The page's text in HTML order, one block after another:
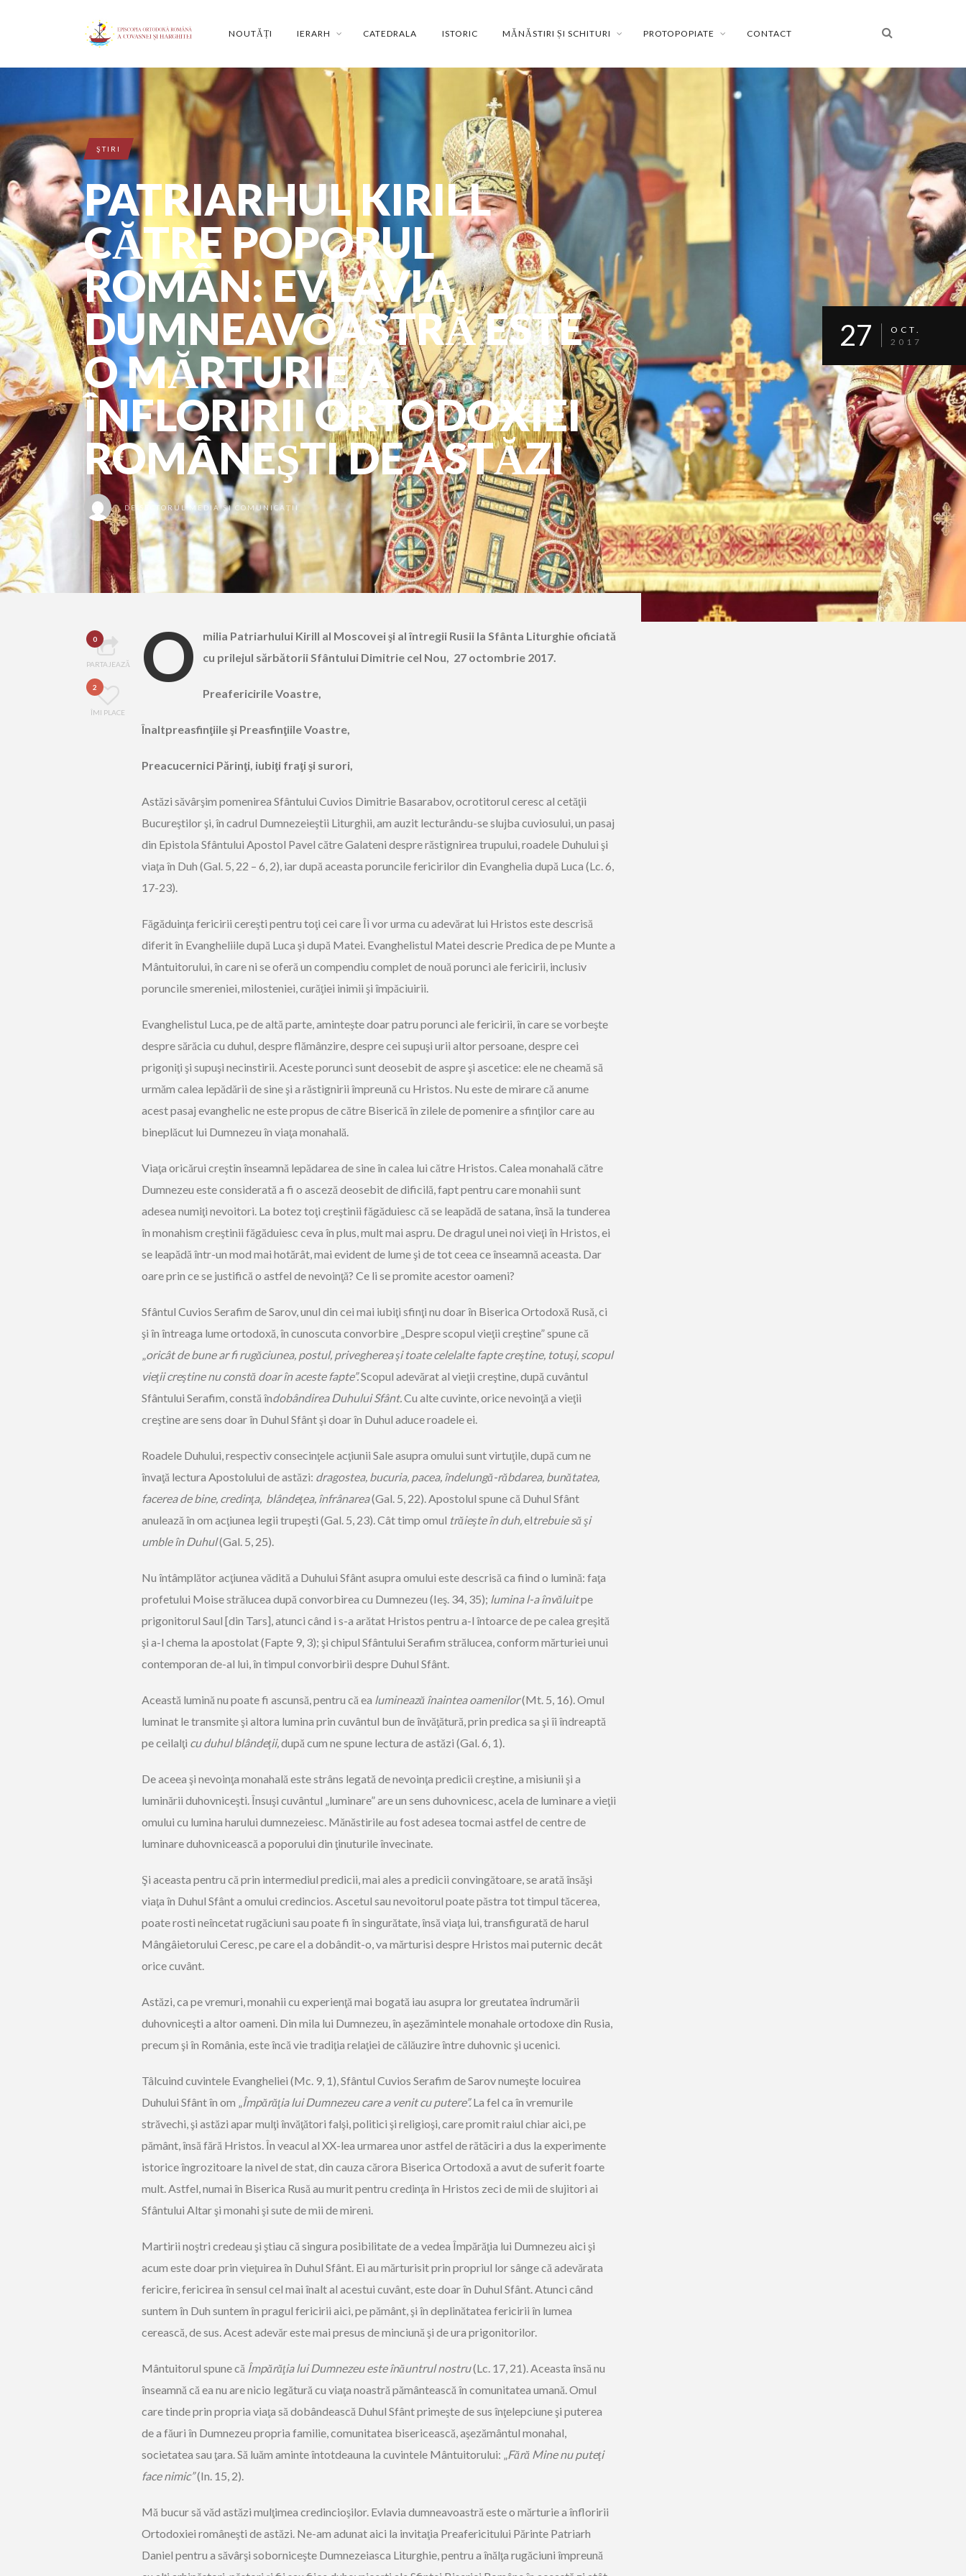
NOUTĂȚI IERARH CATEDRALA ISTORIC MĂNĂSTIRI ȘI SCHITURI PROTOPOPIATE CONTACT
ŞTIRI
PATRIARHUL KIRILL
CĂTRE POPORUL
ROMÂN: EVLAVIA
DUMNEAVOASTRĂ ESTE
O MĂRTURIE A
ÎNFLORIRII ORTODOXIEI
ROMÂNEŞTI DE ASTĂZI
DE SECTORUL MEDIA ȘI COMUNICAȚII
27
OCT.
2017
0
PARTAJEAZĂ
2
ÎMI PLACE
O
milia Patriarhului Kirill al Moscovei şi al întregii Rusii la Sfânta Liturghie oficiată
cu prilejul sărbătorii Sfântului Dimitrie cel Nou, 27 octombrie 2017.
Preafericirile Voastre,
Înaltpreasfinţiile şi Preasfinţiile Voastre,
Preacucernici Părinţi, iubiţi fraţi şi surori,
Astăzi săvârşim pomenirea Sfântului Cuvios Dimitrie Basarabov, ocrotitorul ceresc al cetăţii
Bucureştilor şi, în cadrul Dumnezeieştii Liturghii, am auzit lecturându-se slujba cuviosului, un pasaj
din Epistola Sfântului Apostol Pavel către Galateni despre răstignirea trupului, roadele Duhului şi
viaţa în Duh (Gal. 5, 22 – 6, 2), iar după aceasta poruncile fericirilor din Evanghelia după Luca (Lc. 6,
17-23).
Făgăduinţa fericirii cereşti pentru toţi cei care Îi vor urma cu adevărat lui Hristos este descrisă
diferit în Evangheliile după Luca şi după Matei. Evanghelistul Matei descrie Predica de pe Munte a
Mântuitorului, în care ni se oferă un compendiu complet de nouă porunci ale fericirii, inclusiv
poruncile smereniei, milosteniei, curăţiei inimii şi împăciuirii.
Evanghelistul Luca, pe de altă parte, aminteşte doar patru porunci ale fericirii, în care se vorbeşte
despre sărăcia cu duhul, despre flămânzire, despre cei supuşi urii altor persoane, despre cei
prigoniţi şi supuşi necinstirii. Aceste porunci sunt deosebit de aspre şi ascetice: ele ne cheamă să
urmăm calea lepădării de sine şi a răstignirii împreună cu Hristos. Nu este de mirare că anume
acest pasaj evanghelic ne este propus de către Biserică în zilele de pomenire a sfinţilor care au
bineplăcut lui Dumnezeu în viaţa monahală.
Viaţa oricărui creştin înseamnă lepădarea de sine în calea lui către Hristos. Calea monahală către
Dumnezeu este considerată a fi o asceză deosebit de dificilă, fapt pentru care monahii sunt
adesea numiţi nevoitori. La botez toţi creştinii făgăduiesc că se leapădă de satana, însă la tunderea
în monahism creştinii făgăduiesc ceva în plus, mult mai aspru. De dragul unei noi vieţi în Hristos, ei
se leapădă într-un mod mai hotărât, mai evident de lume şi de tot ceea ce înseamnă aceasta. Dar
oare prin ce se justifică o astfel de nevoinţă? Ce li se promite acestor oameni?
Sfântul Cuvios Serafim de Sarov, unul din cei mai iubiţi sfinţi nu doar în Biserica Ortodoxă Rusă, ci
şi în întreaga lume ortodoxă, în cunoscuta convorbire „Despre scopul vieţii creştine” spune că
oricât de bune ar fi rugăciunea, postul, privegherea şi toate celelalte fapte creştine, totuşi, scopul
vieţii creştine nu constă doar în aceste fapte”.Scopul adevărat al vieţii creştine, după cuvântul
Sfântului Serafim, constă îndobândirea Duhului Sfânt. Cu alte cuvinte, orice nevoinţă a vieţii
creştine are sens doar în Duhul Sfânt şi doar în Duhul aduce roadele ei.
Roadele Duhului, respectiv consecinţele acţiunii Sale asupra omului sunt virtuţile, după cum ne
învaţă lectura Apostolului de astăzi: dragostea, bucuria, pacea, îndelungă-răbdarea, bunătatea,
facerea de bine, credinţa, blândeţea, înfrânarea(Gal. 5, 22). Apostolul spune că Duhul Sfânt
anulează în om acţiunea legii trupeşti (Gal. 5, 23). Cât timp omul trăieşte în duh, eltrebuie să şi
umble în Duhul(Gal. 5, 25).
Nu întâmplător acţiunea vădită a Duhului Sfânt asupra omului este descrisă ca fiind o lumină: faţa
profetului Moise strălucea după convorbirea cu Dumnezeu (Ieş. 34, 35); lumina l-a învăluitpe
prigonitorul Saul [din Tars], atunci când i s-a arătat Hristos pentru a-l întoarce de pe calea greşită
şi a-l chema la apostolat (Fapte 9, 3); şi chipul Sfântului Serafim strălucea, conform mărturiei unui
contemporan de-al lui, în timpul convorbirii despre Duhul Sfânt.
Această lumină nu poate fi ascunsă, pentru că ea luminează înaintea oamenilor(Mt. 5, 16). Omul
luminat le transmite şi altora lumina prin cuvântul bun de învăţătură, prin predica sa şi îi îndreaptă
pe ceilalţi cu duhul blândeţii, după cum ne spune lectura de astăzi (Gal. 6, 1).
De aceea şi nevoinţa monahală este strâns legată de nevoinţa predicii creştine, a misiunii şi a
luminării duhovniceşti. Însuşi cuvântul „luminare” are un sens duhovnicesc, acela de luminare a vieţii
omului cu lumina harului dumnezeiesc. Mănăstirile au fost adesea tocmai astfel de centre de
luminare duhovnicească a poporului din ţinuturile învecinate.
Şi aceasta pentru că prin intermediul predicii, mai ales a predicii convingătoare, se arată însăşi
viaţa în Duhul Sfânt a omului credincios. Ascetul sau nevoitorul poate păstra tot timpul tăcerea,
poate rosti neîncetat rugăciuni sau poate fi în singurătate, însă viaţa lui, transfigurată de harul
Mângâietorului Ceresc, pe care el a dobândit-o, va mărturisi despre Hristos mai puternic decât
orice cuvânt.
Astăzi, ca pe vremuri, monahii cu experienţă mai bogată iau asupra lor greutatea îndrumării
duhovniceşti a altor oameni. Din mila lui Dumnezeu, în aşezămintele monahale ortodoxe din Rusia,
precum şi în România, este încă vie tradiţia relaţiei de călăuzire între duhovnic şi ucenici.
Tâlcuind cuvintele Evangheliei (Mc. 9, 1), Sfântul Cuvios Serafim de Sarov numeşte locuirea
Duhului Sfânt în om „
Împărăţia lui Dumnezeu care a venit cu putere”.La fel ca în vremurile
străvechi, şi astăzi apar mulţi învăţători falşi, politici şi religioşi, care promit raiul chiar aici, pe
pământ, însă fără Hristos. În veacul al XX-lea urmarea unor astfel de rătăciri a dus la experimente
istorice îngrozitoare la nivel de stat, din cauza cărora Biserica Ortodoxă a avut de suferit foarte
mult. Astfel, numai în Biserica Rusă au murit pentru credinţa în Hristos zeci de mii de slujitori ai
Sfântului Altar şi monahi şi sute de mii de mireni.
Martirii noştri credeau şi ştiau că singura posibilitate de a vedea Împărăţia lui Dumnezeu aici şi
acum este doar prin vieţuirea în Duhul Sfânt. Ei au mărturisit prin propriul lor sânge că adevărata
fericire, fericirea în sensul cel mai înalt al acestui cuvânt, este doar în Duhul Sfânt. Atunci când
suntem în Duh suntem în pragul fericirii aici, pe pământ, şi în deplinătatea fericirii în lumea
cerească, de sus. Acest adevăr este mai presus de minciună şi de ura prigonitorilor.
Mântuitorul spune că Împărăţia lui Dumnezeu este înăuntrul nostru(Lc. 17, 21). Aceasta însă nu
înseamnă că ea nu are nicio legătură cu viaţa noastră pământească în comunitatea umană. Omul
care tinde prin propria viaţa să dobândească Duhul Sfânt primeşte de sus înţelepciune şi puterea
de a făuri în Dumnezeu propria familie, comunitatea bisericească, aşezământul monahal,
societatea sau ţara. Să luăm aminte întotdeauna la cuvintele Mântuitorului: „
Fără Mine nu puteţi
face nimic”(In. 15, 2).
Mă bucur să văd astăzi mulţimea credincioşilor. Evlavia dumneavoastră este o mărturie a înfloririi
Ortodoxiei româneşti de astăzi. Ne-am adunat aici la invitaţia Preafericitului Părinte Patriarh
Daniel pentru a săvârşi soborniceşte Dumnezeiasca Liturghie, pentru a înălţa rugăciuni împreună